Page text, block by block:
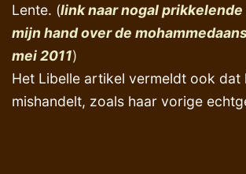
Lente. (link naar nogal
mijn hand over de
mei 2011)
Het Libelle artikel vermeldt ook dat
mishandelt, zoals haar vorige